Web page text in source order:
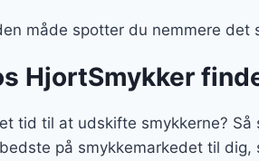
måde spotter du nemmere det
HjortSmykker
tid til at udskifte smykkerne?
på smykkemarkedet til